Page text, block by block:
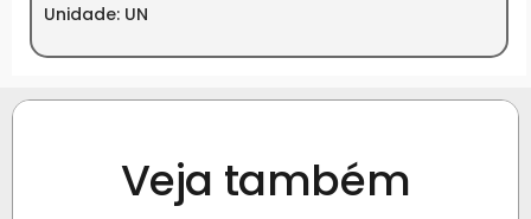
Unidade: UN
Veja também